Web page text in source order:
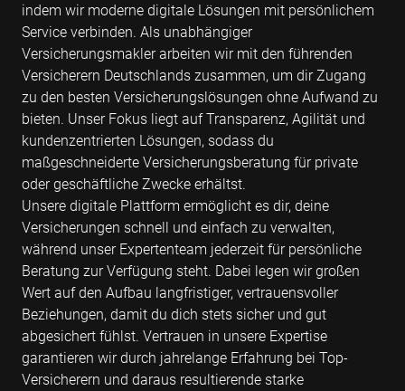
indem wir moderne digitale Lösungen mit persönlichem
Service verbinden. Als unabhängiger
Versicherungsmakler arbeiten wir mit den führenden
Versicherern Deutschlands zusammen, um dir Zugang
zu den besten Versicherungslösungen ohne Aufwand zu
bieten. Unser Fokus liegt auf Transparenz, Agilität und
kundenzentrierten Lösungen, sodass du
maßgeschneiderte Versicherungsberatung für private
oder geschäftliche Zwecke erhältst.
Unsere digitale Plattform ermöglicht es dir, deine
Versicherungen schnell und einfach zu verwalten,
während unser Expertenteam jederzeit für persönliche
Beratung zur Verfügung steht. Dabei legen wir großen
Wert auf den Aufbau langfristiger, vertrauensvoller
Beziehungen, damit du dich stets sicher und gut
abgesichert fühlst. Vertrauen in unsere Expertise
garantieren wir durch jahrelange Erfahrung bei Top-
Versicherern und daraus resultierende starke